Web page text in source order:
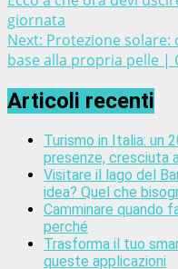
giornata
Next: Protezione solare:
base alla propria pelle |
Articoli recenti
Turismo in Italia: un
presenze, cresciuta
Visitare il lago del
idea? Quel che
Camminare quando
perché
Trasforma il tuo
queste applicazioni